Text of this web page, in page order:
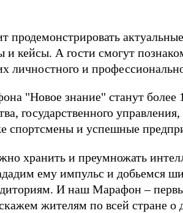
продемонстрировать
и кейсы. А гости смогут
личностного и
"Новое знание" станут более
государственного
спортсмены и успешные
хранить и преумножать
ему импульс и добьемся
И наш Марафон –
жителям по всей стране